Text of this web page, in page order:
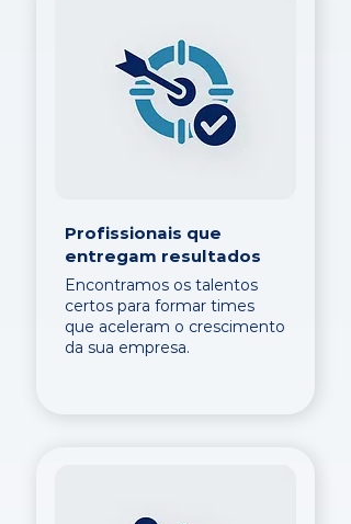
Profissionais que
entregam resultados
Encontramos os talentos
certos para formar times
que aceleram o crescimento
da sua empresa.